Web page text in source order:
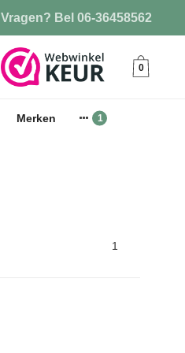
Vragen? Bel 06-36458562
0
Merken
1